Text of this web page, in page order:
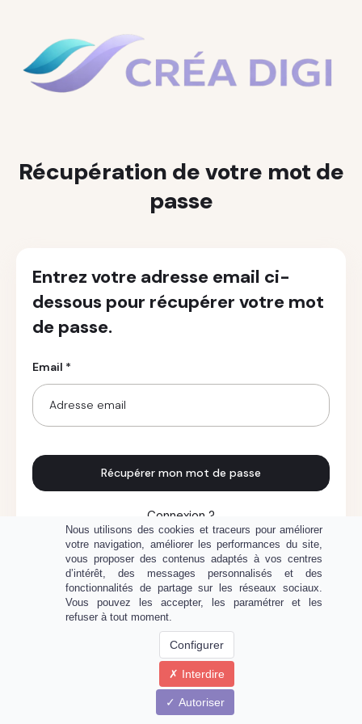
Récupération de votre mot de
passe
Entrez votre adresse email ci-
dessous pour récupérer votre mot
de passe.
Email *
Récupérer mon mot de passe
Connexion ?
Propulsé par
Nous utilisons des cookies et traceurs pour améliorer
votre navigation, améliorer les performances du site,
vous proposer des contenus adaptés à vos centres
d’intérêt, des messages personnalisés et des
fonctionnalités de partage sur les réseaux sociaux.
Vous pouvez les accepter, les paramétrer et les
refuser à tout moment.
Configurer
Interdire
Autoriser